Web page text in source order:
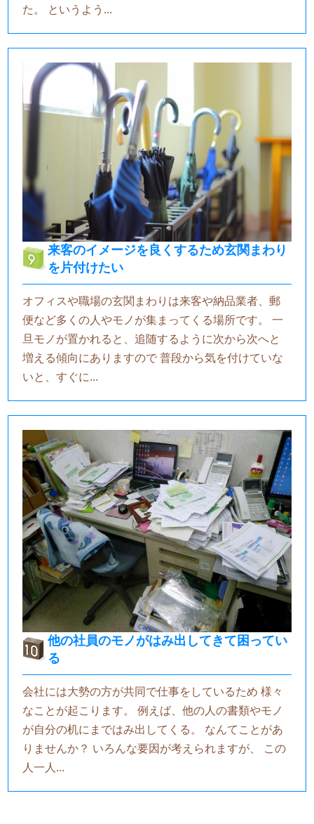
た。 というよう...
来客のイメージを良くするため玄関まわり
を片付けたい
オフィスや職場の玄関まわりは来客や納品業者、郵
便など多くの人やモノが集まってくる場所です。 一
旦モノが置かれると、追随するように次から次へと
増える傾向にありますので 普段から気を付けていな
いと、すぐに...
他の社員のモノがはみ出してきて困ってい
る
会社には大勢の方が共同で仕事をしているため 様々
なことが起こります。 例えば、他の人の書類やモノ
が自分の机にまではみ出してくる。 なんてことがあ
りませんか？ いろんな要因が考えられますが、 この
人一人...